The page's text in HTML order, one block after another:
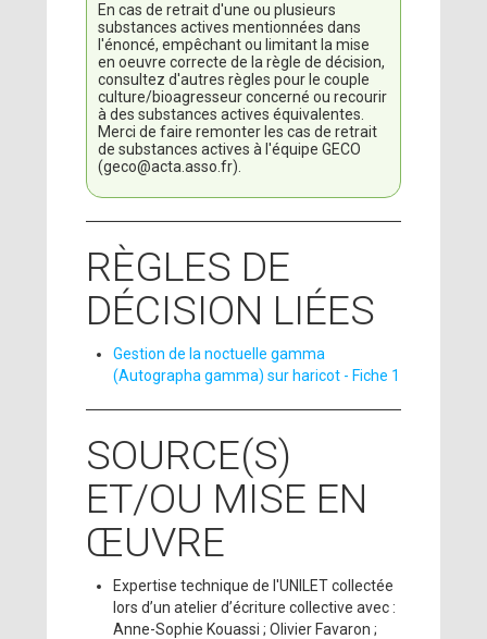
En cas de retrait d'une ou plusieurs
substances actives mentionnées dans
l'énoncé, empêchant ou limitant la mise
en oeuvre correcte de la règle de décision,
consultez d'autres règles pour le couple
culture/bioagresseur concerné ou recourir
à des substances actives équivalentes.
Merci de faire remonter les cas de retrait
de substances actives à l'équipe GECO
(geco@acta.asso.fr).
RÈGLES DE
DÉCISION LIÉES
Gestion de la noctuelle gamma
(Autographa gamma) sur haricot - Fiche 1
SOURCE(S)
ET/OU MISE EN
ŒUVRE
Expertise technique de l'UNILET collectée
lors d’un atelier d’écriture collective avec :
Anne-Sophie Kouassi ; Olivier Favaron ;